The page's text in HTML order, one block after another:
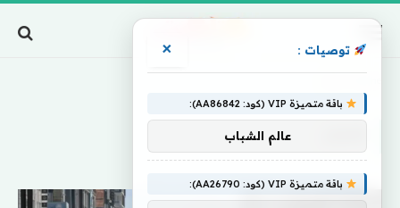
توصيات : ×
باقة متميزة VIP (كود: AA86842):
عالم الشباب
باقة متميزة VIP (كود: AA26790):